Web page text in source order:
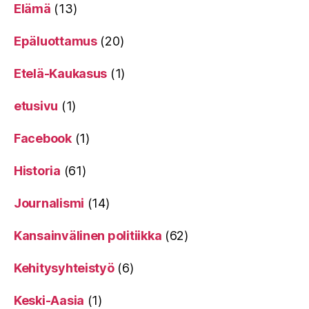
Elämä (13)
Epäluottamus(20)
Etelä-Kaukasus (1)
etusivu (1)
Facebook(1)
Historia (61)
Journalismi (14)
Kansainvälinen politiikka (62)
Kehitysyhteistyö(6)
Keski-Aasia (1)